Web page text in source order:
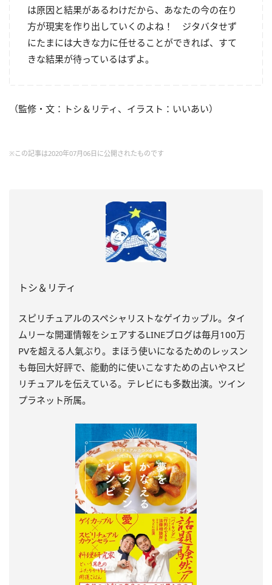
は原因と結果があるわけだから、あなたの今の在り
方が現実を作り出していくのよね！ ジタバタせず
にたまには大きな力に任せることができれば、すて
きな結果が待っているはずよ。
（監修・文：トシ＆リティ、イラスト：いいあい）
※この記事は2020年07月06日に公開されたものです
トシ＆リティ
スピリチュアルのスペシャリストなゲイカップル。タイ
ムリーな開運情報をシェアするLINEブログは毎月100万
PVを超える人氣ぶり。まほう使いになるためのレッスン
も毎回大好評で、能動的に使いこなすための占いやスピ
リチュアルを伝えている。テレビにも多数出演。ツイン
プラネット所属。